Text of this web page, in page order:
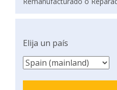
Elija un país